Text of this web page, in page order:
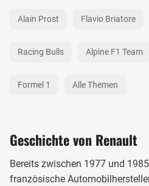
Alain Prost Flavio Briatore
Racing Bulls Alpine F1 Team
Formel 1 Alle Themen
Geschichte von Renault
Bereits zwischen 1977 und
französische